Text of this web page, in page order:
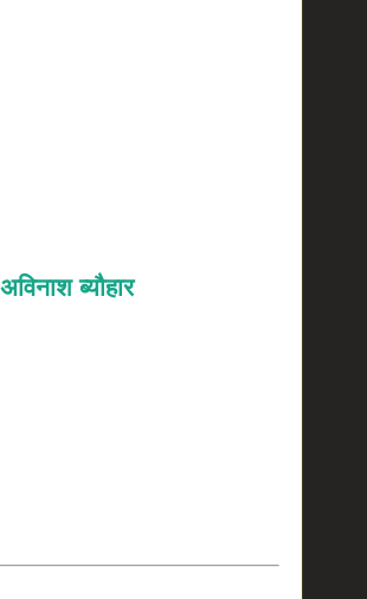
अविनाश ब्यौहार